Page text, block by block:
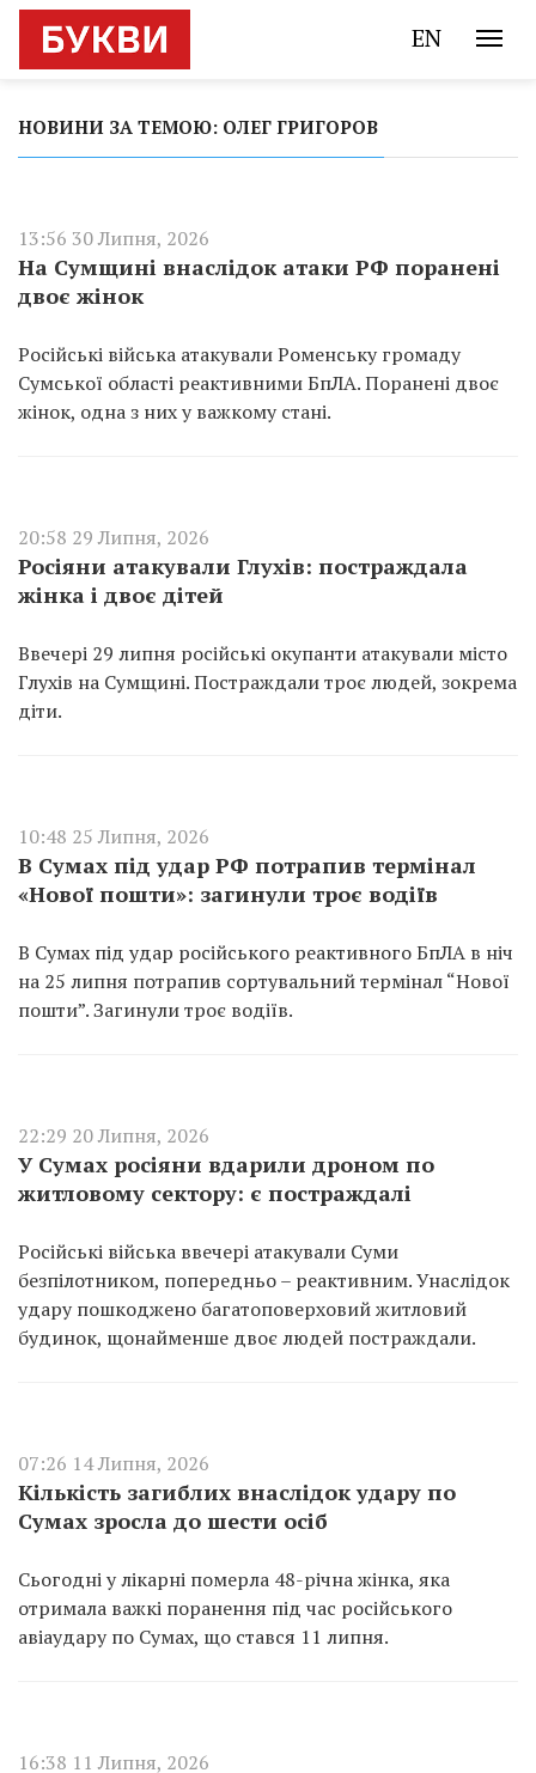
EN
НОВИНИ ЗА ТЕМОЮ: ОЛЕГ ГРИГОРОВ
13:56 30 Липня, 2026
На Сумщині внаслідок атаки РФ поранені
двоє жінок
Російські війська атакували Роменську громаду
Сумської області реактивними БпЛА. Поранені двоє
жінок, одна з них у важкому стані.
20:58 29 Липня, 2026
Росіяни атакували Глухів: постраждала
жінка і двоє дітей
Ввечері 29 липня російські окупанти атакували місто
Глухів на Сумщині. Постраждали троє людей, зокрема
діти.
10:48 25 Липня, 2026
В Сумах під удар РФ потрапив термінал
«Нової пошти»: загинули троє водіїв
В Сумах під удар російського реактивного БпЛА в ніч
на 25 липня потрапив сортувальний термінал “Нової
пошти”. Загинули троє водіїв.
22:29 20 Липня, 2026
У Сумах росіяни вдарили дроном по
житловому сектору: є постраждалі
Російські війська ввечері атакували Суми
безпілотником, попередньо – реактивним. Унаслідок
удару пошкоджено багатоповерховий житловий
будинок, щонайменше двоє людей постраждали.
07:26 14 Липня, 2026
Кількість загиблих внаслідок удару по
Сумах зросла до шести осіб
Сьогодні у лікарні померла 48-річна жінка, яка
отримала важкі поранення під час російського
авіаудару по Сумах, що стався 11 липня.
16:38 11 Липня, 2026